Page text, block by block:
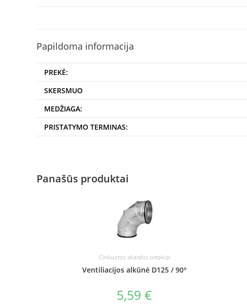
Papildoma informacija
PREKĖ:
SKERSMUO
MEDŽIAGA:
PRISTATYMO TERMINAS:
Panašūs produktai
Cinkuotos skardos ortakiai
Ventiliacijos alkūnė D125 / 90°
5,59€